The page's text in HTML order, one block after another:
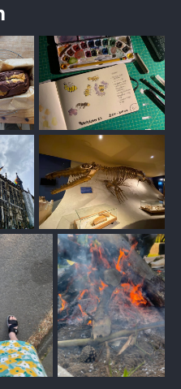
of Irregular Witches
Fanaticism